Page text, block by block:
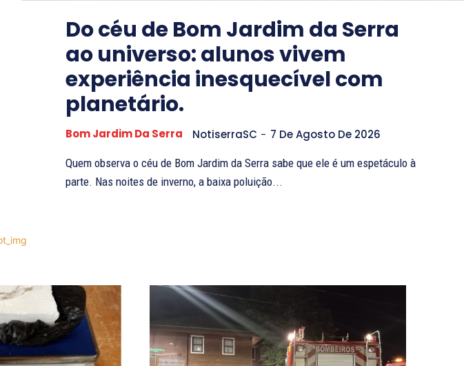
Do céu de Bom Jardim da Serra
ao universo: alunos vivem
experiência inesquecível com
planetário.
Bom Jardim Da Serra NotiserraSC - 7 De Agosto De 2026
Quem observa o céu de Bom Jardim da Serra sabe que ele é um espetáculo à
parte. Nas noites de inverno, a baixa poluição...